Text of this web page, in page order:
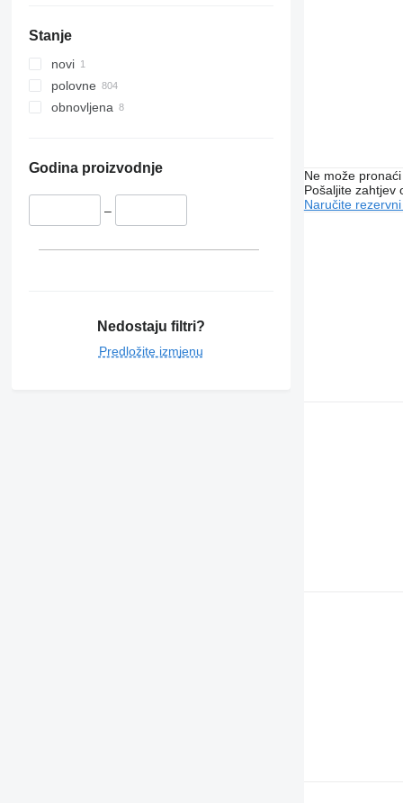
Stanje
novi
polovne
obnovljena
Godina proizvodnje
–
Nedostaju filtri?
Predložite izmjenu
Ne može
Pošaljite zahtjev
Naručite